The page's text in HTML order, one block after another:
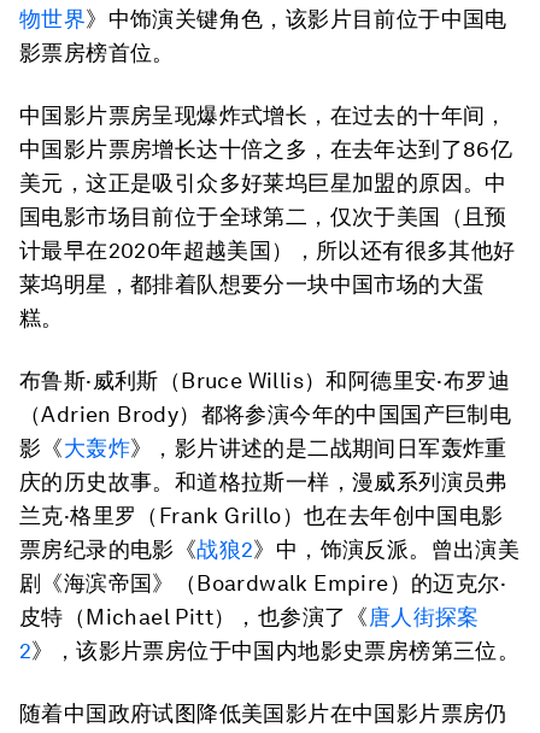
物世界》中饰演关键角色，该影片目前位于中国电
影票房榜首位。
中国影片票房呈现爆炸式增长，在过去的十年间，
中国影片票房增长达十倍之多，在去年达到了86亿
美元，这正是吸引众多好莱坞巨星加盟的原因。中
国电影市场目前位于全球第二，仅次于美国（且预
计最早在2020年超越美国），所以还有很多其他好
莱坞明星，都排着队想要分一块中国市场的大蛋
糕。
布鲁斯·威利斯（Bruce Willis）和阿德里安·布罗迪
（Adrien Brody）都将参演今年的中国国产巨制电
影《大轰炸》，影片讲述的是二战期间日军轰炸重
庆的历史故事。和道格拉斯一样，漫威系列演员弗
兰克·格里罗（Frank Grillo）也在去年创中国电影
票房纪录的电影《战狼2》中，饰演反派。曾出演美
剧《海滨帝国》（Boardwalk Empire）的迈克尔·
皮特（Michael Pitt），也参演了《唐人街探案
2》，该影片票房位于中国内地影史票房榜第三位。
随着中国政府试图降低美国影片在中国影片票房仍